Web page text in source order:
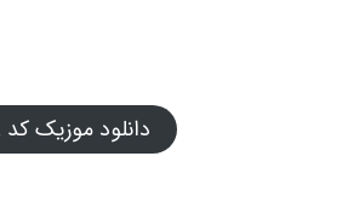
دانلود موزیک کد ۰۸